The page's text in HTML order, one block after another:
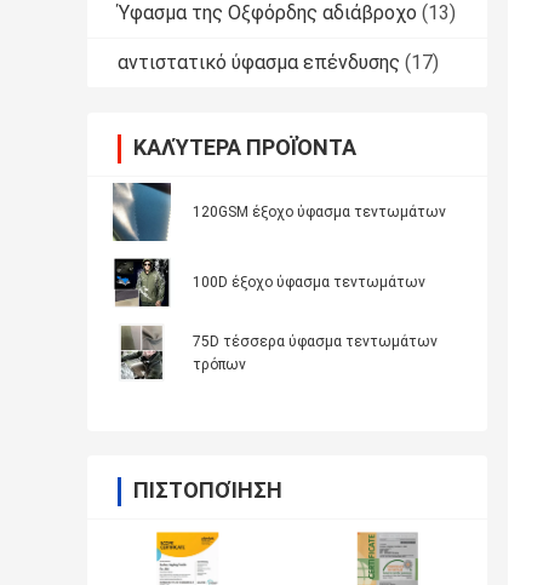
Ύφασμα της Οξφόρδης αδιάβροχο (13)
αντιστατικό ύφασμα επένδυσης (17)
ΚΑΛΎΤΕΡΑ ΠΡΟΪΌΝΤΑ
120GSM έξοχο ύφασμα τεντωμάτων
100D έξοχο ύφασμα τεντωμάτων
75D τέσσερα ύφασμα τεντωμάτων
τρόπων
ΠΙΣΤΟΠΟΊΗΣΗ